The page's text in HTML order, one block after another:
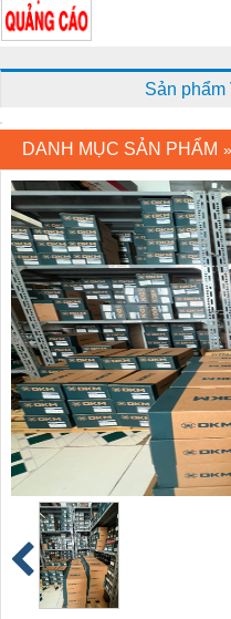
Sản phẩm
DANH MỤC SẢN PHẨM »